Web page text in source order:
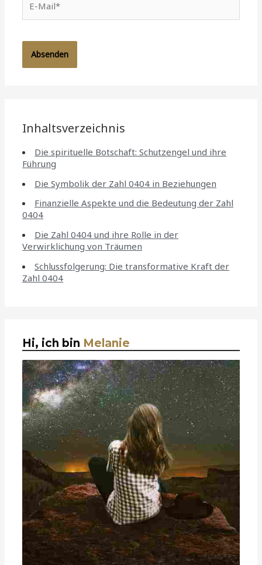
Mail*
Inhaltsverzeichnis
Die spirituelle Botschaft: Schutzengel und ihre
Führung
Die Symbolik der Zahl 0404 in Beziehungen
Finanzielle Aspekte und die Bedeutung der Zahl
0404
Die Zahl 0404 und ihre Rolle in der
Verwirklichung von Träumen
Schlussfolgerung: Die transformative Kraft der
Zahl 0404
Hi, ich bin Melanie